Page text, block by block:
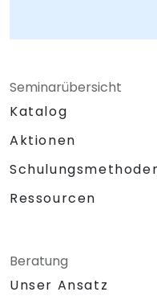
Seminarübersicht
Katalog
Aktionen
Ressourcen
Beratung
Unser Ansatz